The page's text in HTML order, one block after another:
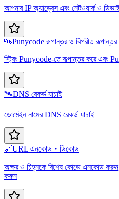
আপনার IP অ্যাড্রেস এবং নেটওয়ার্ক ও
🔤Punycode রূপান্তর ও বিপরীত রূপান্তর
স্ট্রিং Punycode-তে রূপান্তর করে এবং
🛰️DNS রেকর্ড যাচাই
ডোমেইন নামের DNS রেকর্ড যাচাই
🔗URL এনকোড・ডিকোড
অক্ষর ও চিহ্নকে বিশেষ কোডে এনকোড
করুন